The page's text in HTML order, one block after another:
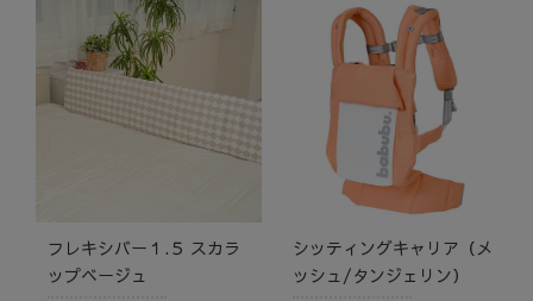
フレキシバー１.５ スカラ
ップベージュ
シッティングキャリア（メ
ッシュ/タンジェリン）